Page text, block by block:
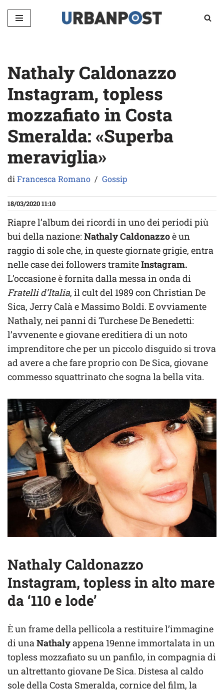
Vai
Nathaly Caldonazzo
Instagram, topless
mozzafiato in Costa
Smeralda: «Superba
meraviglia»
diFrancesca Romano Gossip
18/03/2020 11:10
Riapre l’album dei ricordi in uno dei periodi più
bui della nazione: Nathaly Caldonazzoè un
raggio di sole che, in queste giornate grigie, entra
nelle case dei followers tramiteInstagram.
L’occasione è fornita dalla messa in onda di
Fratelli d’Italia, il cult del 1989 con Christian De
Sica, Jerry Calà e Massimo Boldi. E ovviamente
Nathaly, nei panni di Turchese De Benedetti:
l’avvenente e giovane ereditiera di un noto
imprenditore che per un piccolo disguido si trova
ad avere a che fare proprio con De Sica, giovane
commesso squattrinato che sogna la bella vita.
Nathaly Caldonazzo
Instagram, topless in alto mare
da ‘110 e lode’
È un frame della pellicola a restituire l’immagine
di unaNathalyappena 19enne immortalata in un
topless mozzafiato su un panfilo, in compagnia di
un altrettanto giovane De Sica. Distesa al caldo
sole della Costa Smeralda, cornice del film, la